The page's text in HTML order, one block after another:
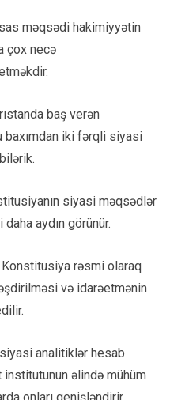
məqsədi hakimiyyətin
çox necə
baş verən
iki fərqli siyasi
siyasi məqsədlər
aydın görünür.
rəsmi olaraq
və idarəetmənin
analitiklər hesab
əlində mühüm